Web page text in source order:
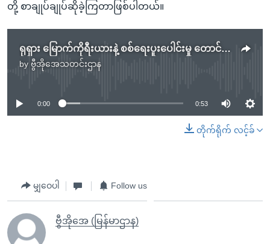
တို့ စာချုပ်ချုပ်ဆိုခဲ့ကြတာဖြစ်ပါတယ်။
ရုရှား မြောက်ကိုရီးယားနဲ့ စစ်ရေးပူးပေါင်းမှု တောင်ကိုရီးယားကန့်ကွက်
by ဗွီအိုအေသတင်းဌာန
No media source currently available
0:00 0:53
တိုက်ရိုက် လင့်ခ်
မျှဝေပါ Follow us
ဗွီအိုအေ (မြန်မာဌာန)